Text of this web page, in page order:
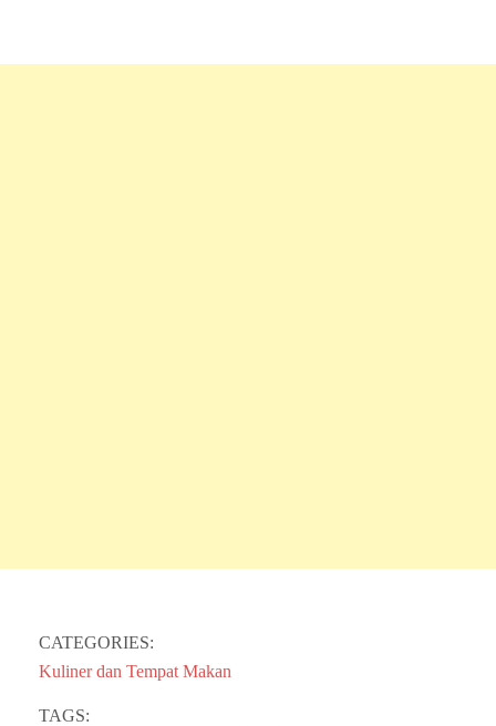
CATEGORIES:
Kuliner dan Tempat Makan
TAGS: